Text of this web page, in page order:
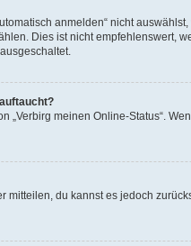
anmelden“ nicht
Dies ist nicht empfehlenswert,
meinen Online-Status“.
du kannst es jedoch